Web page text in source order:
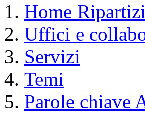
Home
Uffici e
Servizi
Temi
Parole chiave